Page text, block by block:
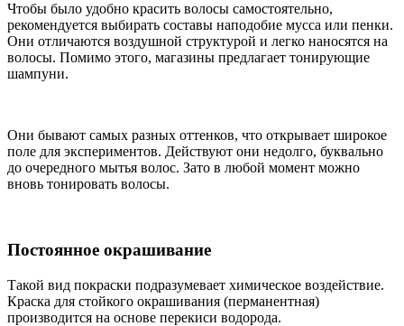
Чтобы было удобно красить волосы самостоятельно,
рекомендуется выбирать составы наподобие мусса или пенки.
Они отличаются воздушной структурой и легко наносятся на
волосы. Помимо этого, магазины предлагает тонирующие
шампуни.
Они бывают самых разных оттенков, что открывает широкое
поле для экспериментов. Действуют они недолго, буквально
до очередного мытья волос. Зато в любой момент можно
вновь тонировать волосы.
Постоянное окрашивание
Такой вид покраски подразумевает химическое воздействие.
Краска для стойкого окрашивания (перманентная)
производится на основе перекиси водорода.